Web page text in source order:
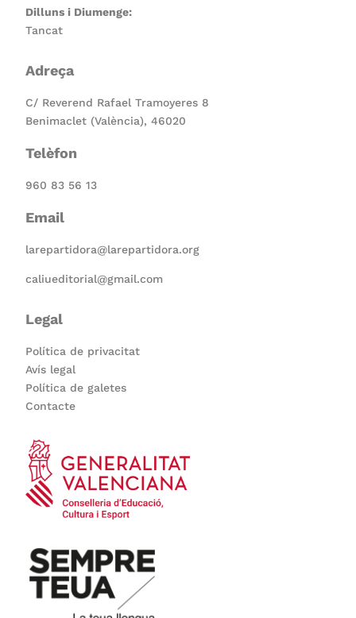
Dilluns i Diumenge:
Tancat
Adreça
C/ Reverend Rafael Tramoyeres 8
Benimaclet (València), 46020
Telèfon
960 83 56 13
Email
larepartidora@larepartidora.org
caliueditorial@gmail.com
Legal
Política de privacitat
Avís legal
Política de galetes
Contacte